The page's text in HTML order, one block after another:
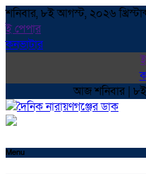
শনিবার, ৮ই আগস্ট, ২০২৬
ই পেপার
কনভাটার
আজ শনিবার | ৮ই
Menu